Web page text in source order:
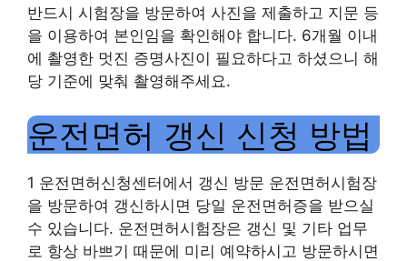
반드시 시험장을 방문하여 사진을 제출하고 지문 등
을 이용하여 본인임을 확인해야 합니다. 6개월 이내
에 촬영한 멋진 증명사진이 필요하다고 하셨으니 해
당 기준에 맞춰 촬영해주세요.
운전면허 갱신 신청 방법
1 운전면허신청센터에서 갱신 방문 운전면허시험장
을 방문하여 갱신하시면 당일 운전면허증을 받으실
수 있습니다. 운전면허시험장은 갱신 및 기타 업무
로 항상 바쁘기 때문에 미리 예약하시고 방문하시면